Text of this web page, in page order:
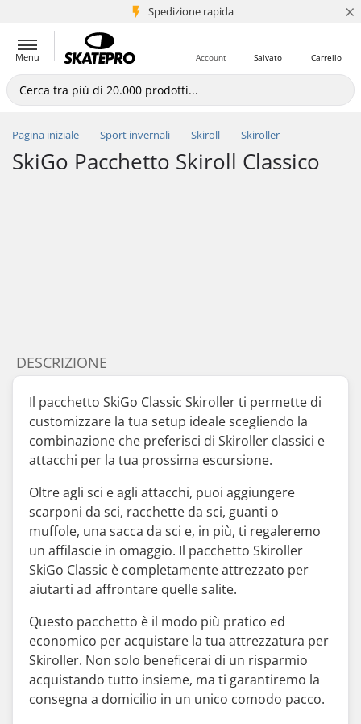
Spedizione rapida
+5 mln di clienti ×
Menu Carrello
Salvato
Account
Pagina iniziale Sport invernali Skiroll Skiroller
SkiGo Pacchetto Skiroll Classico
DESCRIZIONE
Il pacchetto SkiGo Classic Skiroller ti permette di
customizzare la tua setup ideale scegliendo la
combinazione che preferisci di Skiroller classici e
attacchi per la tua prossima escursione.
Oltre agli sci e agli attacchi, puoi aggiungere
scarponi da sci, racchette da sci, guanti o
muffole, una sacca da sci e, in più, ti regaleremo
un affilascie in omaggio. Il pacchetto Skiroller
SkiGo Classic è completamente attrezzato per
aiutarti ad affrontare quelle salite.
Questo pacchetto è il modo più pratico ed
economico per acquistare la tua attrezzatura per
Skiroller. Non solo beneficerai di un risparmio
acquistando tutto insieme, ma ti garantiremo la
consegna a domicilio in un unico comodo pacco.